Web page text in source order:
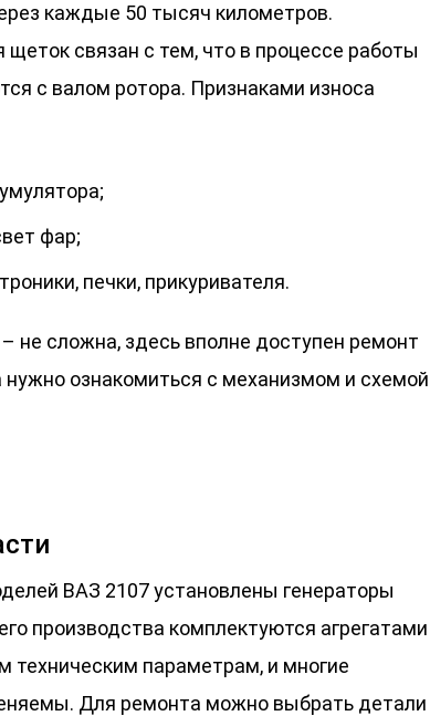
каждые 50 тысяч километров.
связан с тем, что в процессе работы
с валом ротора. Признаками износа
фар;
печки, прикуривателя.
не сложна, здесь вполне доступен ремонт
ознакомиться с механизмом и схемой
ВАЗ 2107 установлены генераторы
производства комплектуются агрегатами
техническим параметрам, и многие
Для ремонта можно выбрать детали